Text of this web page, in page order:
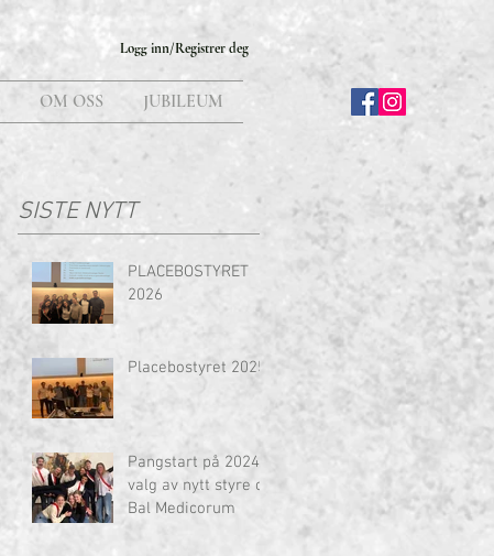
Logg inn/Registrer deg
OM OSS JUBILEUM
SISTE NYTT
PLACEBOSTYRET
2026
Placebostyret 2025!
Pangstart på 2024:
valg av nytt styre og
Bal Medicorum